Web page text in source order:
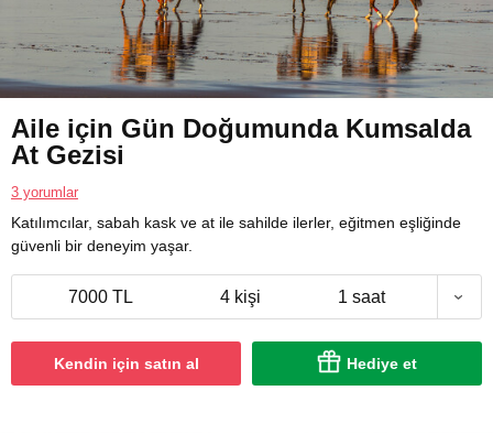
Aile için Gün Doğumunda Kumsalda
At Gezisi
3 yorumlar
Katılımcılar, sabah kask ve at ile sahilde ilerler, eğitmen eşliğinde
güvenli bir deneyim yaşar.
7000 TL 4 kişi 1 saat
Kendin için satın al Hediye et